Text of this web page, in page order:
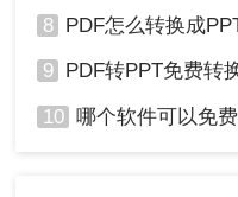
8 PDF怎么转换成PPT？五
9 PDF转PPT免费转换5法：
10 哪个软件可以免费pdf